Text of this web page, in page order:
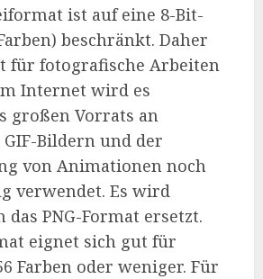
ist auf eine 8-Bit-
beschränkt. Daher
für fotografische Arbeiten
Internet wird es
großen Vorrats an
Bildern und der
von Animationen noch
verwendet. Es wird
das PNG-Format ersetzt.
eignet sich gut für
Farben oder weniger. Für